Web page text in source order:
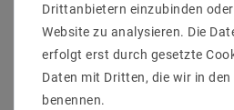
die neue ZigBee-Green-Power-
max. 20 grüne ZigBee-
ZigBee-Hub oder Gateway.
Es ist mit DC 12-36V Eingang
Konstantspannungsausgang
Drittanbietern einzubinden
Website zu analysieren. Die
erfolgt erst durch gesetzte
Daten mit Dritten, die wir in den
benennen.